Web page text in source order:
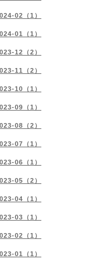
02（1）
01（1）
12（2）
11（2）
10（1）
09（1）
08（2）
07（1）
06（1）
05（2）
04（1）
03（1）
02（1）
01（1）